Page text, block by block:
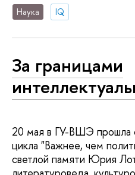
Наука IQ
За границами
20 мая в ГУ-ВШЭ прошла
цикла "Важнее, чем
светлой памяти Юрия